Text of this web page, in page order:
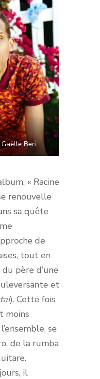
Beri
« Racine
renouvelle
sa quête
de
tout en
père d’une
et
). Cette fois
moins
se
de la rumba
il